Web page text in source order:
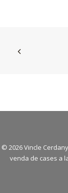
© 2026 Vincle
venda de cases a